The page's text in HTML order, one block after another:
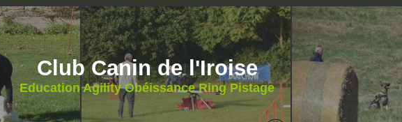
Club Canin de l'Iroise
Education Agility Obéissance Ring Pistage